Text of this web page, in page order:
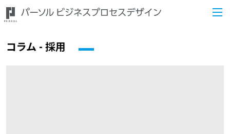
コラム - 採用